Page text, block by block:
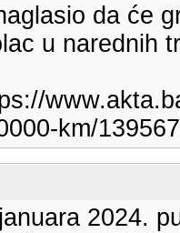
da će
u narednih
km/
2024.